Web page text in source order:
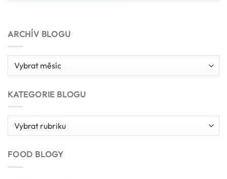
ARCHÍV BLOGU
Archív
blogu
KATEGORIE BLOGU
Kategorie
blogu
FOOD BLOGY